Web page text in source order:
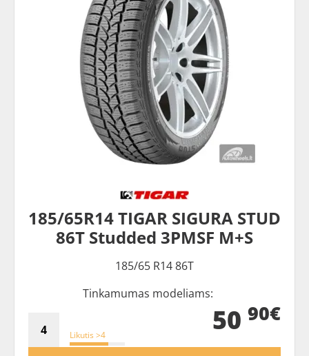
185/65R14 TIGAR SIGURA STUD
86T Studded 3PMSF M+S
185/65 R14 86T
Tinkamumas modeliams:
Likutis >4 50 90€